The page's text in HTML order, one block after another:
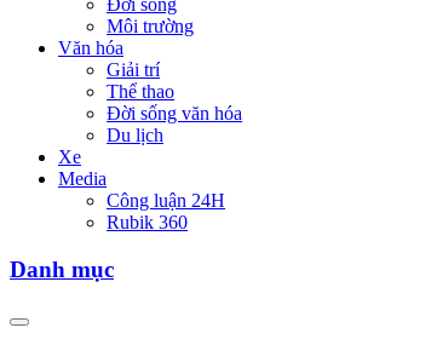
Đời sống
Môi trường
Văn hóa
Giải trí
Thể thao
Đời sống văn hóa
Du lịch
Xe
Media
Công luận 24H
Rubik 360
Danh mục